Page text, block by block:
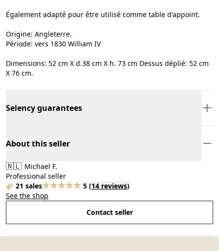
Également adapté pour être utilisé comme table d'appoint.
Origine: Angleterre.
Période: vers 1830 William IV
Dimensions: 52 cm X d.38 cm X h. 73 cm Dessus déplié: 52 cm
X 76 cm.
Selency guarantees
About this seller
🇳🇱 Michael F.
Professional seller
21 sales
5 (14 reviews)
See the shop
Contact seller